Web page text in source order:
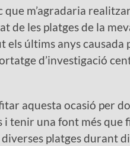
m’agradaria
de les platges de la
últims anys causada
d’investigació
aquesta ocasió per
i tenir una font més que
platges durant